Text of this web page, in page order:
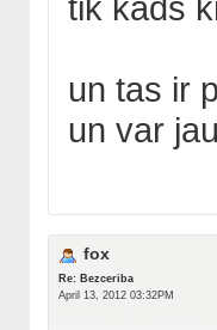
un tas ir
un var
fox
Re: Bezceriba
April 13, 2012 03:32PM